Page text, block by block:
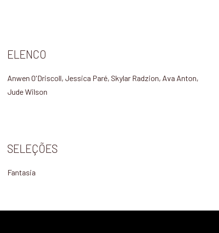
ELENCO
Anwen O'Driscoll, Jessica Paré, Skylar Radzion, Ava Anton,
Jude Wilson
SELEÇÕES
Fantasia